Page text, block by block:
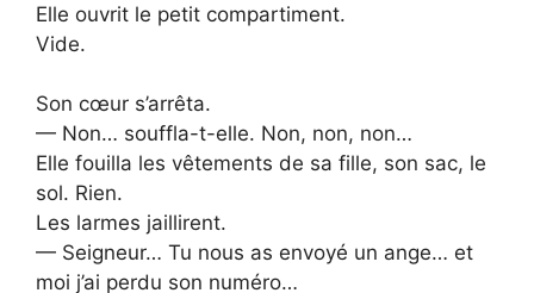
Elle ouvrit le petit compartiment.
Vide.
Son cœur s’arrêta.
— Non… souffla-t-elle. Non, non, non…
Elle fouilla les vêtements de sa fille, son sac, le
sol. Rien.
Les larmes jaillirent.
— Seigneur… Tu nous as envoyé un ange… et
moi j’ai perdu son numéro…